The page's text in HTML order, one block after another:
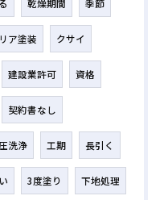
乾燥期間 季節
ア塗装 クサイ
建設業許可 資格
契約書なし
洗浄 工期 長引く
3度塗り 下地処理